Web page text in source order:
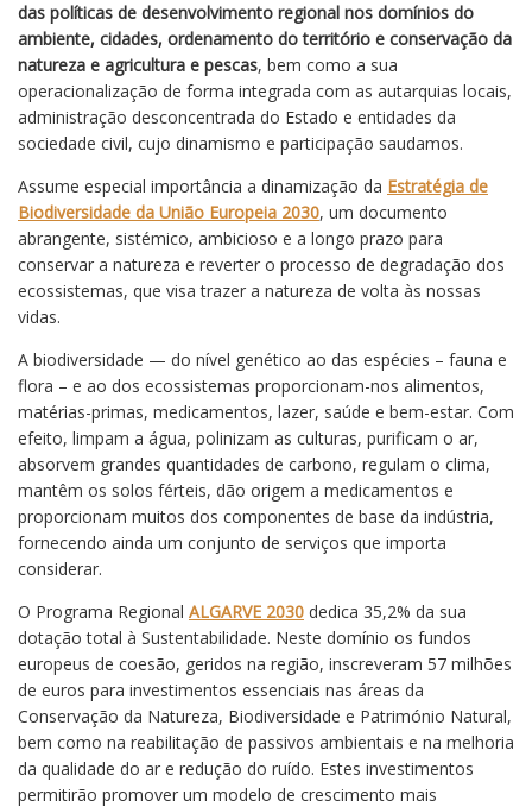
das políticas de desenvolvimento regional nos domínios do
ambiente, cidades, ordenamento do território e conservação da
natureza e agricultura e pescas, bem como a sua
operacionalização de forma integrada com as autarquias locais,
administração desconcentrada do Estado e entidades da
sociedade civil, cujo dinamismo e participação saudamos.
Assume especial importância a dinamização da Estratégia de
Biodiversidade da União Europeia 2030, um documento
abrangente, sistémico, ambicioso e a longo prazo para
conservar a natureza e reverter o processo de degradação dos
ecossistemas, que visa trazer a natureza de volta às nossas
vidas.
A biodiversidade — do nível genético ao das espécies – fauna e
flora – e ao dos ecossistemas proporcionam-nos alimentos,
matérias-primas, medicamentos, lazer, saúde e bem-estar. Com
efeito, limpam a água, polinizam as culturas, purificam o ar,
absorvem grandes quantidades de carbono, regulam o clima,
mantêm os solos férteis, dão origem a medicamentos e
proporcionam muitos dos componentes de base da indústria,
fornecendo ainda um conjunto de serviços que importa
considerar.
O Programa Regional ALGARVE 2030 dedica 35,2% da sua
dotação total à Sustentabilidade. Neste domínio os fundos
europeus de coesão, geridos na região, inscreveram 57 milhões
de euros para investimentos essenciais nas áreas da
Conservação da Natureza, Biodiversidade e Património Natural,
bem como na reabilitação de passivos ambientais e na melhoria
da qualidade do ar e redução do ruído. Estes investimentos
permitirão promover um modelo de crescimento mais